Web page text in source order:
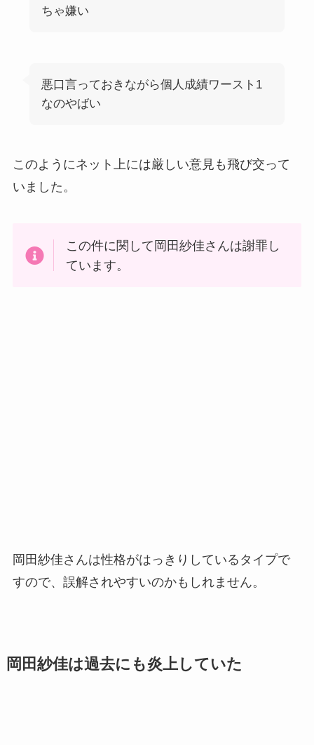
ちゃ嫌い
悪口言っておきながら個人成績ワースト1
なのやばい
このようにネット上には厳しい意見も飛び交って
いました。
この件に関して岡田紗佳さんは謝罪し
ています。
岡田紗佳さんは性格がはっきりしているタイプで
すので、誤解されやすいのかもしれません。
岡田紗佳は過去にも炎上していた